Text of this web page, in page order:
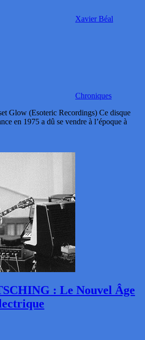
Xavier Béal
Chroniques
Glow (Esoteric Recordings) Ce disque
en 1975 a dû se vendre à l’époque à
: Le Nouvel Âge